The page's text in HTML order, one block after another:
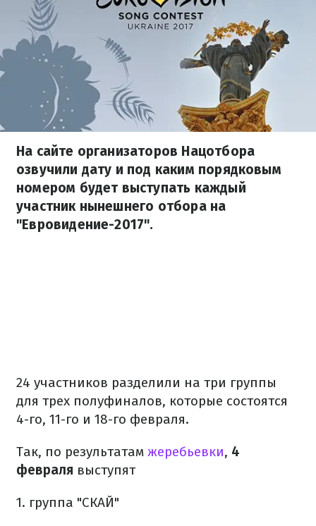
На сайте организаторов Нацотбора
озвучили дату и под каким порядковым
номером будет выступать каждый
участник нынешнего отбора на
"Евровидение-2017".
24 участников разделили на три группы
для трех полуфиналов, которые состоятся
4-го, 11-го и 18-го февраля.
Так, по результатам жеребьевки, 4
февраля выступят
1. группа "СКАЙ"